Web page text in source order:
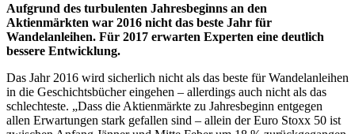
Aufgrund des turbulenten Jahresbeginns an den
Aktienmärkten war 2016 nicht das beste Jahr für
Wandelanleihen. Für 2017 erwarten Experten eine deutlich
bessere Entwicklung.
Das Jahr 2016 wird sicherlich nicht als das beste für Wandelanleihen
in die Geschichtsbücher eingehen – allerdings auch nicht als das
schlechteste. „Dass die Aktienmärkte zu Jahresbeginn entgegen
allen Erwartungen stark gefallen sind – allein der Euro Stoxx 50 ist